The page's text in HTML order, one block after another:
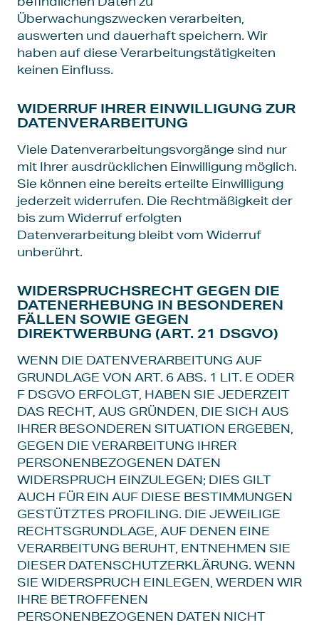
Überwachungszwecken verarbeiten,
auswerten und dauerhaft speichern. Wir
haben auf diese Verarbeitungstätigkeiten
keinen Einfluss.
WIDERRUF IHRER EINWILLIGUNG ZUR
DATENVERARBEITUNG
Viele Datenverarbeitungsvorgänge sind nur
mit Ihrer ausdrücklichen Einwilligung möglich.
Sie können eine bereits erteilte Einwilligung
jederzeit widerrufen. Die Rechtmäßigkeit der
bis zum Widerruf erfolgten
Datenverarbeitung bleibt vom Widerruf
unberührt.
WIDERSPRUCHSRECHT GEGEN DIE
DATENERHEBUNG IN BESONDEREN
FÄLLEN SOWIE GEGEN
DIREKTWERBUNG (ART. 21 DSGVO)
WENN DIE DATENVERARBEITUNG AUF
GRUNDLAGE VON ART. 6 ABS. 1 LIT. E ODER
F DSGVO ERFOLGT, HABEN SIE JEDERZEIT
DAS RECHT, AUS GRÜNDEN, DIE SICH AUS
IHRER BESONDEREN SITUATION ERGEBEN,
GEGEN DIE VERARBEITUNG IHRER
PERSONENBEZOGENEN DATEN
WIDERSPRUCH EINZULEGEN; DIES GILT
AUCH FÜR EIN AUF DIESE BESTIMMUNGEN
GESTÜTZTES PROFILING. DIE JEWEILIGE
RECHTSGRUNDLAGE, AUF DENEN EINE
VERARBEITUNG BERUHT, ENTNEHMEN SIE
DIESER DATENSCHUTZERKLÄRUNG. WENN
SIE WIDERSPRUCH EINLEGEN, WERDEN WIR
IHRE BETROFFENEN
PERSONENBEZOGENEN DATEN NICHT